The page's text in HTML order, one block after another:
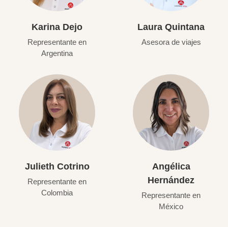
Karina Dejo
Representante en
Argentina
Laura Quintana
Asesora de viajes
Julieth Cotrino
Representante en
Colombia
Angélica
Hernández
Representante en
México